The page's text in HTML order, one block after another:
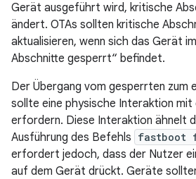
Gerät ausgeführt wird, kritische
ändert. OTAs sollten kritische
aktualisieren, wenn sich das Gerät
Abschnitte gesperrt“ befindet.
Der Übergang vom gesperrten zum
sollte eine physische Interaktion mit
erfordern. Diese Interaktion ähnelt
Ausführung des Befehls fastboot
erfordert jedoch, dass der Nutzer
auf dem Gerät drückt. Geräte